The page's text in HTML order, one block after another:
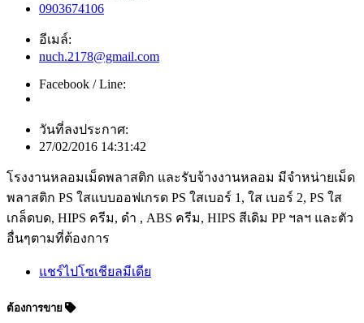
0903674106
อีเมล์:
nuch.2178@gmail.com
Facebook / Line:
วันที่ลงประกาศ:
27/02/2016 14:31:42
โรงงานหลอมเม็ดพลาสติก และรับจ้างงานหลอม มีจำหน่ายเม็ด
พลาสติก PS ใสแบบออฟเกรด PS ใสเบอร์ 1, ใส เบอร์ 2, PS ใส
เกล็ดบด, HIPS ครีม, ดำ , ABS ครีม, HIPS สีเดิม PP ฯลฯ และตัว
อื่นๆตามที่ต้องการ
แชร์ไปโซเชียลมีเดีย
ต้องการขาย